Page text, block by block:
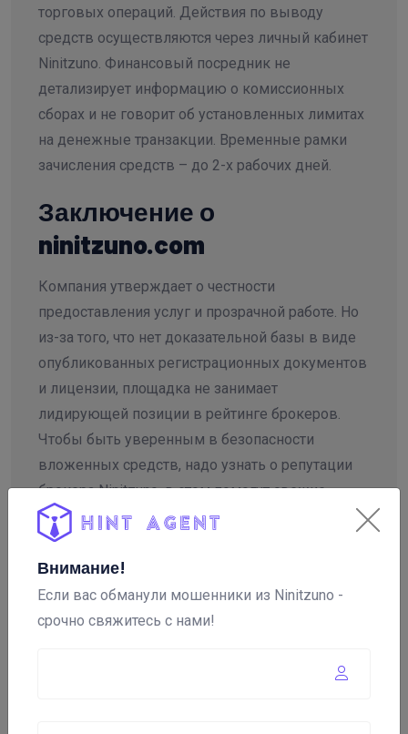
торговых операций. Действия по выводу
средств осуществляются через личный кабинет
Ninitzuno. Финансовый посредник не
детализирует информацию о комиссионных
сборах и не говорит об установленных лимитах
на денежные транзакции. Временные рамки
зачисления средств – до 2-х рабочих дней.
Заключение о
ninitzuno.com
Компания утверждает о честности
предоставления услуг и прозрачной работе. Но
из-за того, что нет доказательной базы в виде
опубликованных регистрационных документов
и лицензии, площадка не занимает
лидирующей позиции в рейтинге брокеров.
Чтобы быть уверенным в безопасности
вложенных средств, надо узнать о репутации
брокера Ninitzuno, в этом помогут свежие
отзывы клиентов.
Внимание!
Если вас обманули мошенники из Ninitzuno -
срочно свяжитесь с нами!